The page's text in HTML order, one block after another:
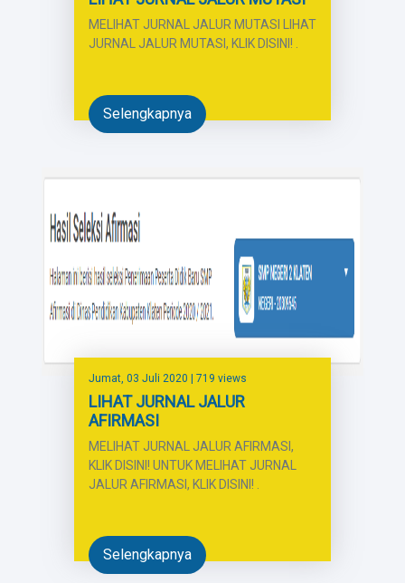
MELIHAT JURNAL JALUR MUTASI LIHAT
JURNAL JALUR MUTASI, KLIK DISINI! .
Selengkapnya
Jumat, 03 Juli 2020 | 719 views
LIHAT JURNAL JALUR
AFIRMASI
MELIHAT JURNAL JALUR AFIRMASI,
KLIK DISINI! UNTUK MELIHAT JURNAL
JALUR AFIRMASI, KLIK DISINI! .
Selengkapnya